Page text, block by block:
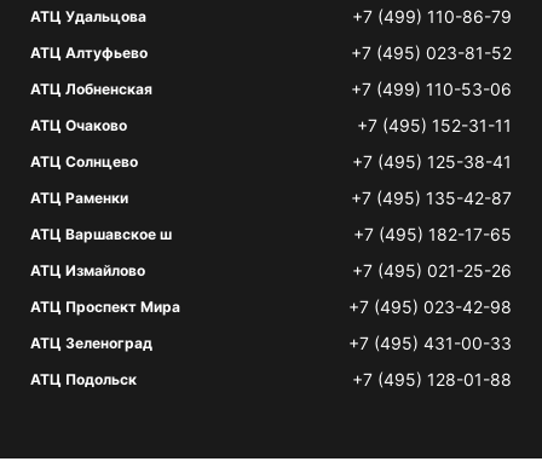
АТЦ Удальцова +7 (499) 110-86-79
АТЦ Алтуфьево +7 (495) 023-81-52
АТЦ Лобненская +7 (499) 110-53-06
АТЦ Очаково +7 (495) 152-31-11
АТЦ Солнцево +7 (495) 125-38-41
АТЦ Раменки +7 (495) 135-42-87
АТЦ Варшавское ш +7 (495) 182-17-65
АТЦ Измайлово +7 (495) 021-25-26
АТЦ Проспект Мира +7 (495) 023-42-98
АТЦ Зеленоград +7 (495) 431-00-33
АТЦ Подольск +7 (495) 128-01-88